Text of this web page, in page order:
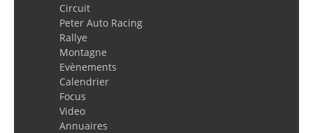
Circuit
Peter Auto Racing
Rallye
Montagne
Evènements
Calendrier
Focus
Video
Annuaires